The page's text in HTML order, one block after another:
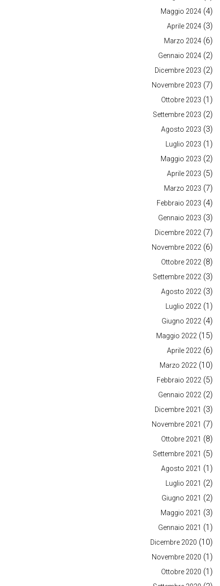
Maggio 2024 (4)
Aprile 2024 (3)
Marzo 2024 (6)
Gennaio 2024 (2)
Dicembre 2023 (2)
Novembre 2023 (7)
Ottobre 2023 (1)
Settembre 2023 (2)
Agosto 2023 (3)
Luglio 2023 (1)
Maggio 2023 (2)
Aprile 2023 (5)
Marzo 2023 (7)
Febbraio 2023 (4)
Gennaio 2023 (3)
Dicembre 2022 (7)
Novembre 2022 (6)
Ottobre 2022 (8)
Settembre 2022 (3)
Agosto 2022 (3)
Luglio 2022 (1)
Giugno 2022 (4)
Maggio 2022 (15)
Aprile 2022 (6)
Marzo 2022 (10)
Febbraio 2022 (5)
Gennaio 2022 (2)
Dicembre 2021 (3)
Novembre 2021 (7)
Ottobre 2021 (8)
Settembre 2021 (5)
Agosto 2021 (1)
Luglio 2021 (2)
Giugno 2021 (2)
Maggio 2021 (3)
Gennaio 2021 (1)
Dicembre 2020 (10)
Novembre 2020 (1)
Ottobre 2020 (1)